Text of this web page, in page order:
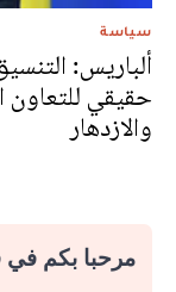
سياسة
ألباريس:
حقيقي للتعاون
والازدهار
مرحبا بكم في